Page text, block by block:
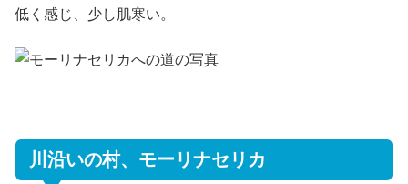
低く感じ、少し肌寒い。
川沿いの村、モーリナセリカ